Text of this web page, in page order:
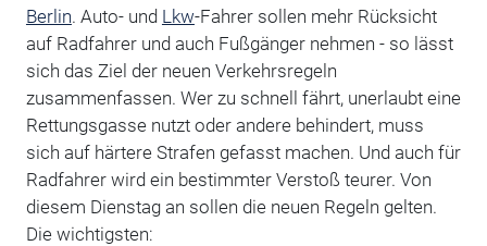
Berlin. Auto- und Lkw-Fahrer sollen mehr Rücksicht
auf Radfahrer und auch Fußgänger nehmen - so lässt
sich das Ziel der neuen Verkehrsregeln
zusammenfassen. Wer zu schnell fährt, unerlaubt eine
Rettungsgasse nutzt oder andere behindert, muss
sich auf härtere Strafen gefasst machen. Und auch für
Radfahrer wird ein bestimmter Verstoß teurer. Von
diesem Dienstag an sollen die neuen Regeln gelten.
Die wichtigsten: